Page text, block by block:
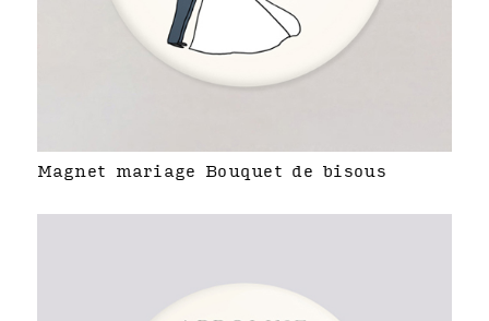
Magnet mariage Bouquet de bisous